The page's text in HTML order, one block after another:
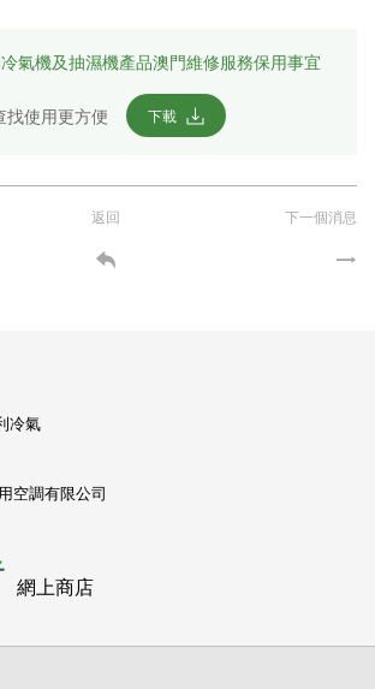
氣機及抽濕機產品澳門維修服務保用事宜
找使用更方便 下載
返回 下一個消息
冷氣
空調有限公司
網上商店